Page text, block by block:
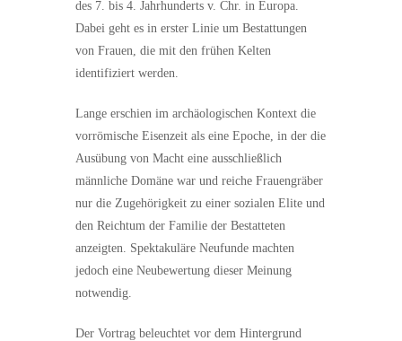
des 7. bis 4. Jahrhunderts v. Chr. in Europa.
Dabei geht es in erster Linie um Bestattungen
von Frauen, die mit den frühen Kelten
identifiziert werden.
Lange erschien im archäologischen Kontext die
vorrömische Eisenzeit als eine Epoche, in der die
Ausübung von Macht eine ausschließlich
männliche Domäne war und reiche Frauengräber
nur die Zugehörigkeit zu einer sozialen Elite und
den Reichtum der Familie der Bestatteten
anzeigten. Spektakuläre Neufunde machten
jedoch eine Neubewertung dieser Meinung
notwendig.
Der Vortrag beleuchtet vor dem Hintergrund